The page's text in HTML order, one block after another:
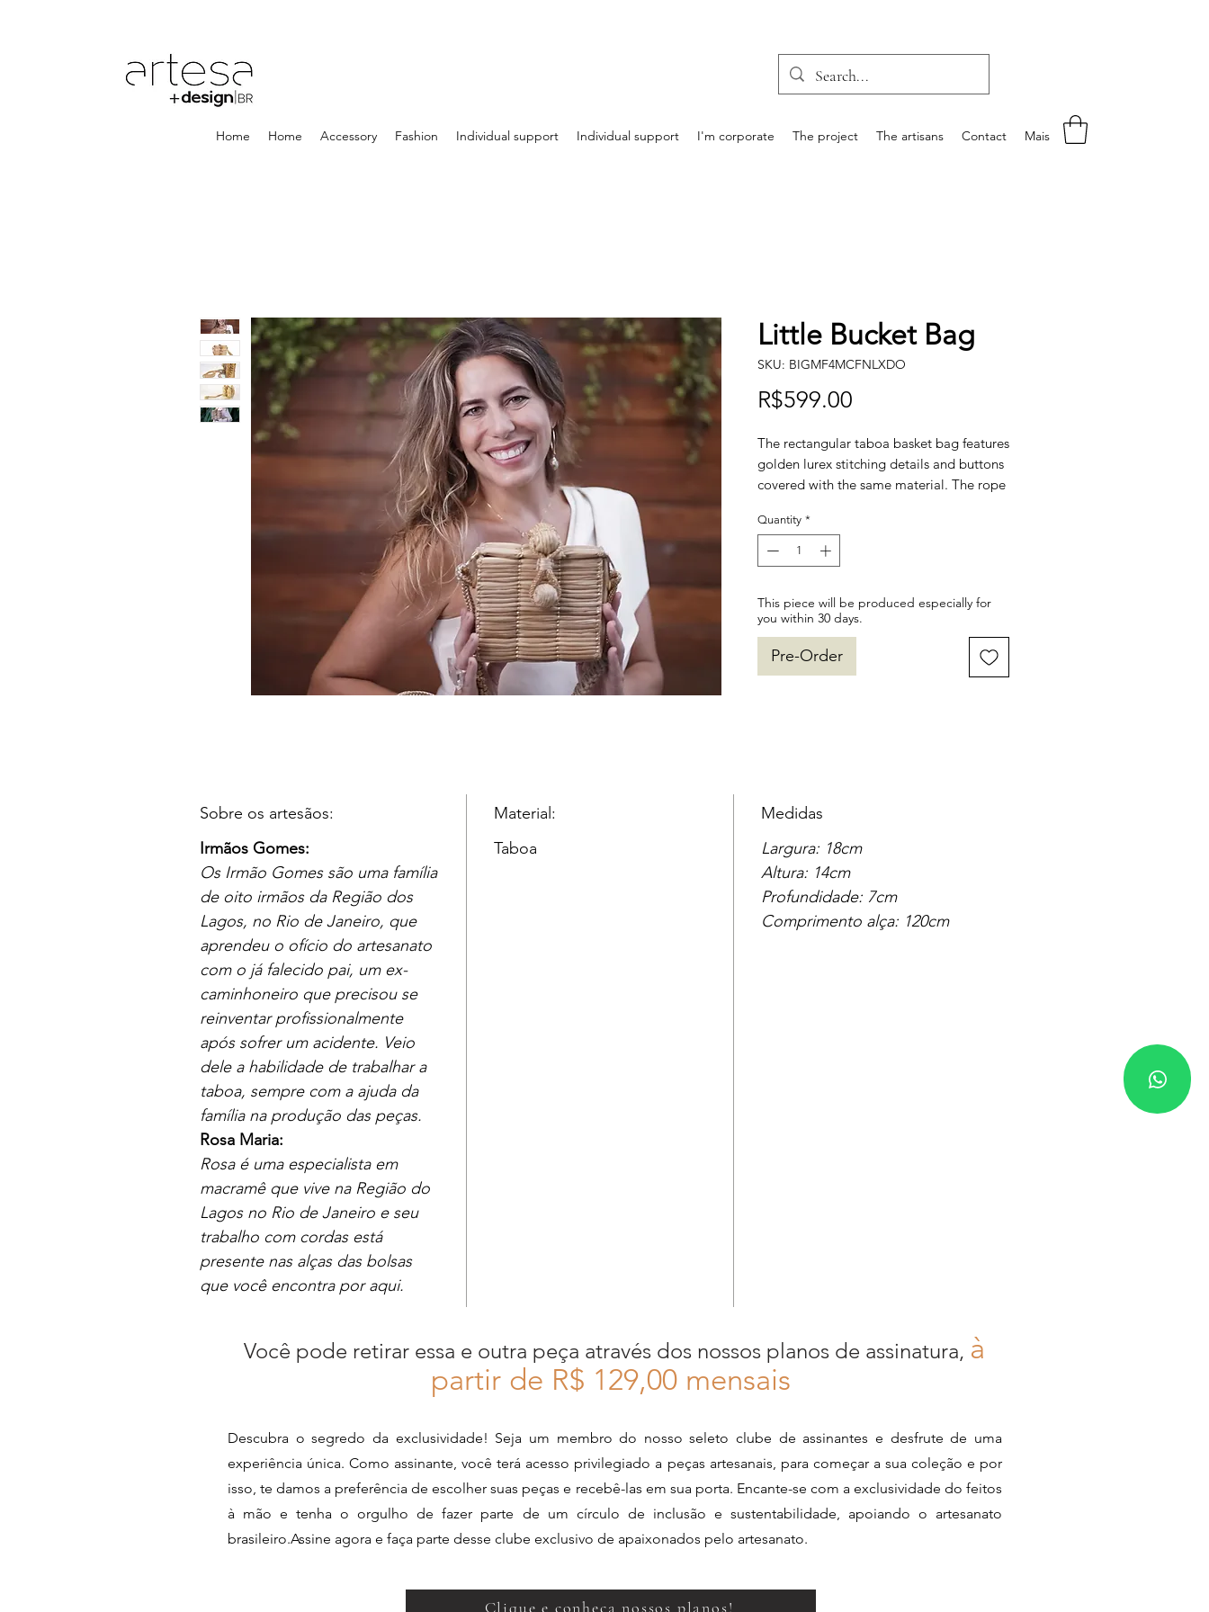
Home Home Accessory Fashion Individual support Individual support I'm corporate The project The artisans Contact Mais
Little Bucket Bag
SKU: BIGMF4MCFNLXDO
R$599.00
The rectangular taboa basket bag features
golden lurex stitching details and buttons
covered with the same material. The rope
sophisticated style, making this piece the
perfect companion for evening looks.
Material: taboa. Crafting artisans: Irmãos
Length: 16cm Height: 14cm Width: 6cm
Weight: 0.25kg.
Quantity *
This piece will be produced especially for
you within 30 days.
Pre-Order
Sobre os artesãos:
Irmãos Gomes:
Os Irmão Gomes são uma família
de oito irmãos da Região dos
Lagos, no Rio de Janeiro, que
aprendeu o ofício do artesanato
com o já falecido pai, um ex-
caminhoneiro que precisou se
reinventar profissionalmente
após sofrer um acidente. Veio
dele a habilidade de trabalhar a
taboa, sempre com a ajuda da
família na produção das peças.
Rosa Maria:
Rosa é uma especialista em
macramê que vive na Região do
Lagos no Rio de Janeiro e seu
trabalho com cordas está
presente nas alças das bolsas
que você encontra por aqui.
Material:
Taboa
Medidas
Largura: 18cm
Altura: 14cm
Profundidade: 7cm
Comprimento alça: 120cm
Você pode retirar essa e outra peça através dos nossos planos de assinatura, à
partir de R$ 129,00 mensais
Descubra o segredo da exclusividade! Seja um membro do nosso seleto clube de assinantes e desfrute de uma
experiência única. Como assinante, você terá acesso privilegiado a peças artesanais, para começar a sua coleção e por
isso, te damos a preferência de escolher suas peças e recebê-las em sua porta. Encante-se com a exclusividade do feitos
à mão e tenha o orgulho de fazer parte de um círculo de inclusão e sustentabilidade, apoiando o artesanato
brasileiro.Assine agora e faça parte desse clube exclusivo de apaixonados pelo artesanato.
Clique e conheça nossos planos!